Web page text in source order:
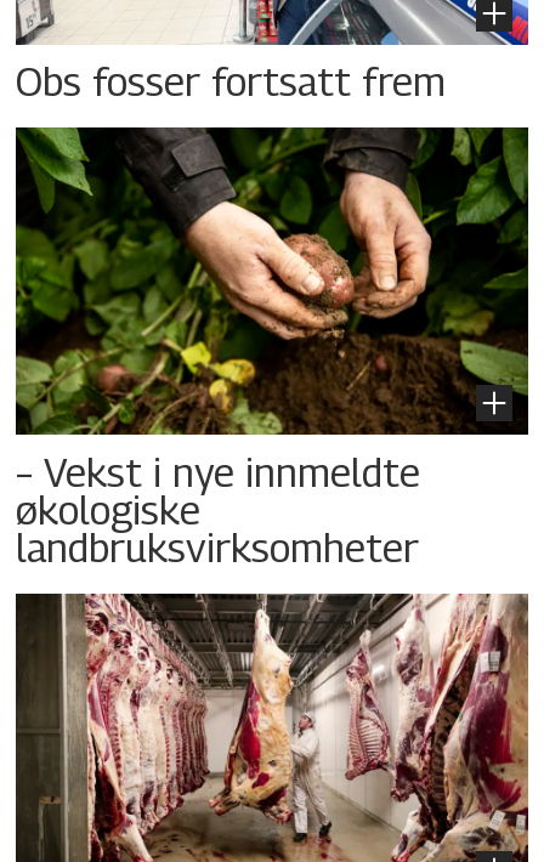
Obs fosser fortsatt frem
– Vekst i nye innmeldte
økologiske
landbruksvirksomheter